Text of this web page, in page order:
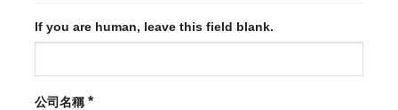
If you are human, leave this field blank.
公司名稱*